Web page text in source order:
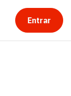
Entrar